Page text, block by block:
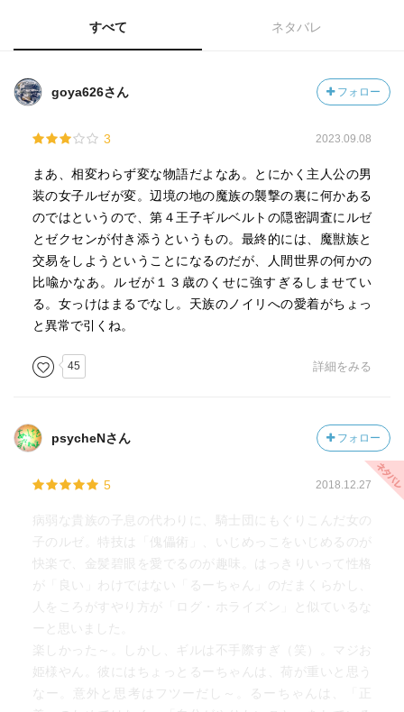
すべて ネタバレ
goya626さん フォロー
3 2023.09.08
まあ、相変わらず変な物語だよなあ。とにかく主人公の男
装の女子ルゼが変。辺境の地の魔族の襲撃の裏に何かある
のではというので、第４王子ギルベルトの隠密調査にルゼ
とゼクセンが付き添うというもの。最終的には、魔獣族と
交易をしようということになるのだが、人間世界の何かの
比喩かなあ。ルゼが１３歳のくせに強すぎるしませてい
る。女っけはまるでなし。天族のノイリへの愛着がちょっ
と異常で引くね。
45 詳細をみる
psycheNさん フォロー
5 2018.12.27
病弱な貴族の子息の代わりに、騎士団にもぐりこんだ女の
子のルゼ。特技は「傀儡術」、いじめっこをいじめるのが
快楽で、金髪碧眼を愛でるのが趣味。はっきりいって性格
が「良い」わけではない「るーちゃん」のだまくらかし、
人をころがすやり方が「ログ・ホライズン」と似ているな
ーと思いました。
楽しかった～。しかし、ギルは不手際すぎ（笑）。マジお
姫様やん。彼にはちょっとるーちゃんは、荷が重いと思う
なー。意外と思考はフツーだし～。るーちゃんは、「正